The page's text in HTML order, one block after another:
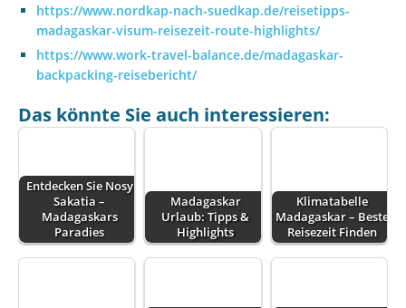
https://www.nordkap-nach-suedkap.de/reisetipps-
madagaskar-visum-reisezeit-route-highlights/
https://www.work-travel-balance.de/madagaskar-
backpacking-reisebericht/
Das könnte Sie auch interessieren:
Entdecken Sie Nosy
Sakatia –
Madagaskars
Paradies
Madagaskar
Urlaub: Tipps &
Highlights
Klimatabelle
Madagaskar – Beste
Reisezeit Finden